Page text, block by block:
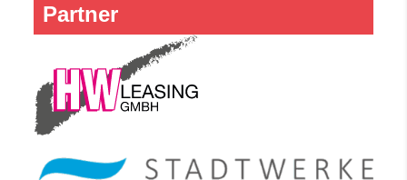
Partner